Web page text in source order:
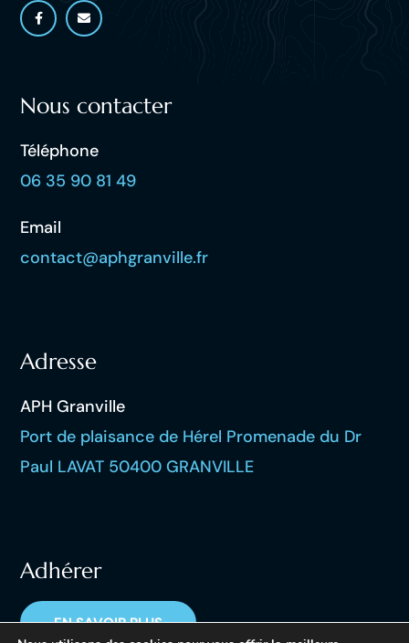
Nous contacter
Téléphone
06 35 90 81 49
Email
contact@aphgranville.fr
Adresse
APH Granville
Port de plaisance de Hérel Promenade du Dr
Paul LAVAT 50400 GRANVILLE
Adhérer
EN SAVOIR PLUS